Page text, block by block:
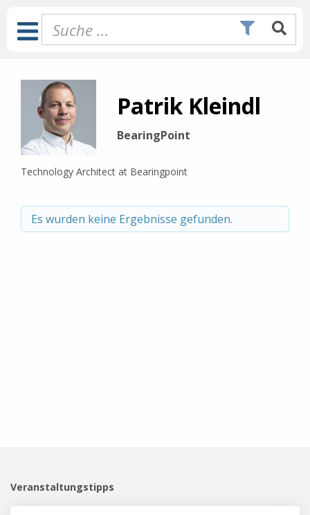
Inhalt
springen
Toggle
Navigation
Patrik Kleindl
BearingPoint
Technology Architect at Bearingpoint
Es wurden keine Ergebnisse gefunden.
Veranstaltungstipps